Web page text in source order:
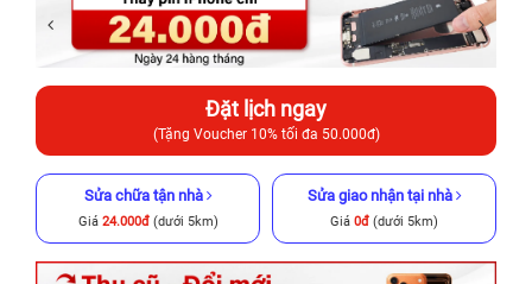
Đặt lịch ngay
(Tặng Voucher 10% tối đa 50.000đ)
Sửa chữa tận nhà
Giá 24.000đ(dưới 5km)
Sửa giao nhận tại nhà
Giá 0đ (dưới 5km)